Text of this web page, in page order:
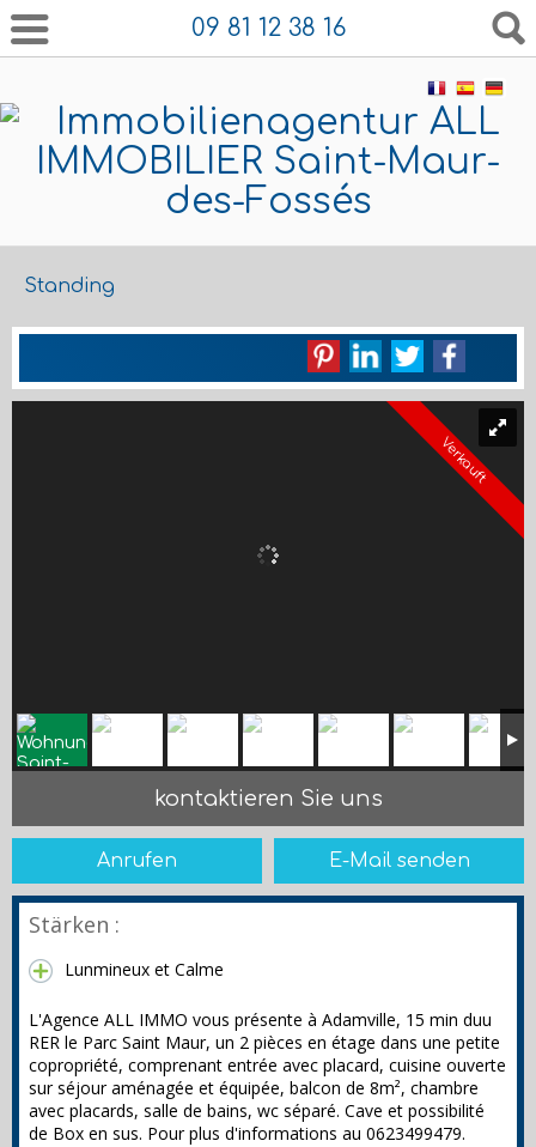
09 81 12 38 16
Standing
Verkauft
kontaktieren Sie uns
Anrufen E-Mail senden
Stärken :
Lunmineux et Calme
L'Agence ALL IMMO vous présente à Adamville, 15 min duu
RER le Parc Saint Maur, un 2 pièces en étage dans une petite
copropriété, comprenant entrée avec placard, cuisine ouverte
sur séjour aménagée et équipée, balcon de 8m², chambre
avec placards, salle de bains, wc séparé. Cave et possibilité
de Box en sus. Pour plus d'informations au 0623499479.